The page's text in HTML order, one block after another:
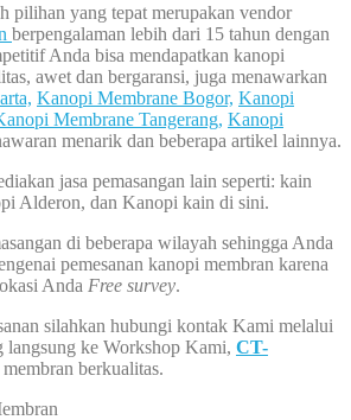
pilihan yang tepat merupakan vendor
berpengalaman lebih dari 15 tahun dengan
Anda bisa mendapatkan kanopi
awet dan bergaransi, juga menawarkan
Kanopi Membrane Bogor, Kanopi
Membrane Tangerang, Kanopi
menarik dan beberapa artikel lainnya.
jasa pemasangan lain seperti: kain
Alderon, dan Kanopi kain di sini.
di beberapa wilayah sehingga Anda
pemesanan kanopi membran karena
Anda Free survey.
silahkan hubungi kontak Kami melalui
langsung ke Workshop Kami, CT-
berkualitas.